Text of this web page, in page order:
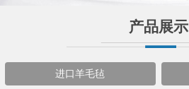
产品展示
进口羊毛毡